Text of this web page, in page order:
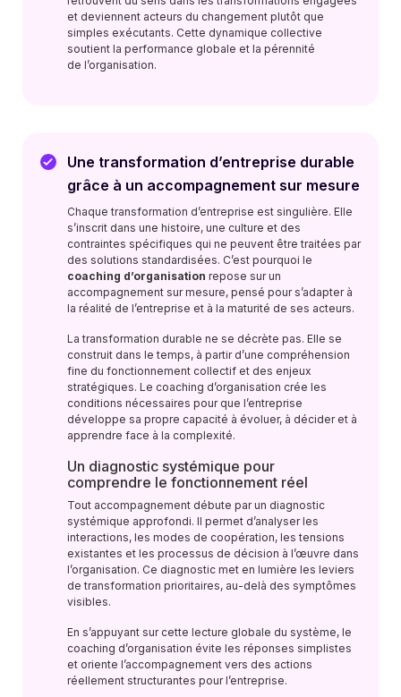
et deviennent acteurs du changement plutôt que
simples exécutants. Cette dynamique collective
soutient la performance globale et la pérennité
de l’organisation.
Une transformation d’entreprise durable
grâce à un accompagnement sur mesure
Chaque transformation d’entreprise est singulière. Elle
s’inscrit dans une histoire, une culture et des
contraintes spécifiques qui ne peuvent être traitées par
des solutions standardisées. C’est pourquoi le
coaching d’organisation repose sur un
accompagnement sur mesure, pensé pour s’adapter à
la réalité de l’entreprise et à la maturité de ses acteurs.
La transformation durable ne se décrète pas. Elle se
construit dans le temps, à partir d’une compréhension
fine du fonctionnement collectif et des enjeux
stratégiques. Le coaching d’organisation crée les
conditions nécessaires pour que l’entreprise
développe sa propre capacité à évoluer, à décider et à
apprendre face à la complexité.
Un diagnostic systémique pour
comprendre le fonctionnement réel
Tout accompagnement débute par un diagnostic
systémique approfondi. Il permet d’analyser les
interactions, les modes de coopération, les tensions
existantes et les processus de décision à l’œuvre dans
l’organisation. Ce diagnostic met en lumière les leviers
de transformation prioritaires, au-delà des symptômes
visibles.
En s’appuyant sur cette lecture globale du système, le
coaching d’organisation évite les réponses simplistes
et oriente l’accompagnement vers des actions
réellement structurantes pour l’entreprise.